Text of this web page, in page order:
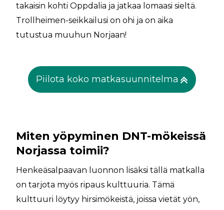
takaisin kohti Oppdalia ja jatkaa lomaasi sieltä.
Trollheimen-seikkailusi on ohi ja on aika
tutustua muuhun Norjaan!
Piilota koko matkasuunnitelma
Miten yöpyminen DNT-mökeissä
Norjassa toimii?
Henkeäsalpaavan luonnon lisäksi tällä matkalla
on tarjota myös ripaus kulttuuria. Tämä
kulttuuri löytyy hirsimökeistä, joissa vietät yön,